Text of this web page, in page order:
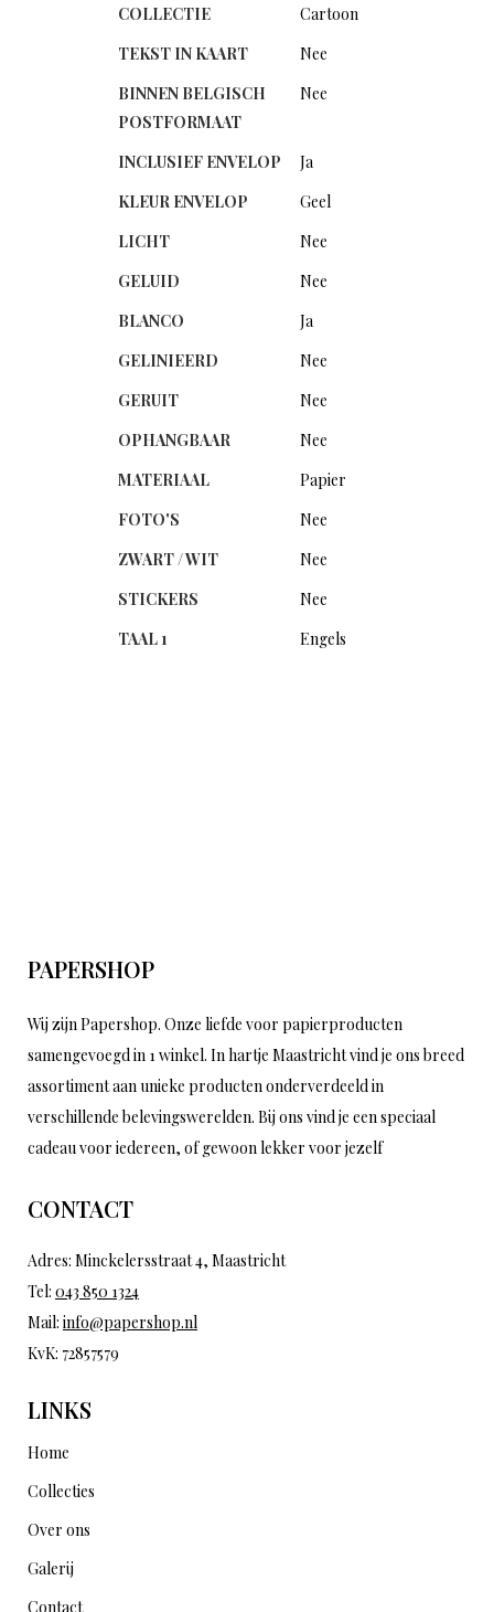
COLLECTIE
Cartoon
TEKST IN KAART
Nee
BINNEN BELGISCH
POSTFORMAAT
Nee
INCLUSIEF ENVELOP
Ja
KLEUR ENVELOP
Geel
LICHT
Nee
GELUID
Nee
BLANCO
Ja
GELINIEERD
Nee
GERUIT
Nee
OPHANGBAAR
Nee
MATERIAAL
Papier
FOTO'S
Nee
ZWART / WIT
Nee
STICKERS
Nee
TAAL 1
Engels
PAPERSHOP
Wij zijn Papershop. Onze liefde voor papierproducten
samengevoegd in 1 winkel. In hartje Maastricht vind je ons breed
assortiment aan unieke producten onderverdeeld in
verschillende belevingswerelden. Bij ons vind je een speciaal
cadeau voor iedereen, of gewoon lekker voor jezelf
CONTACT
Adres: Minckelersstraat 4, Maastricht
Tel: 043 850 1324
Mail: info@papershop.nl
KvK: 72857579
LINKS
Home
Collecties
Over ons
Galerij
Contact